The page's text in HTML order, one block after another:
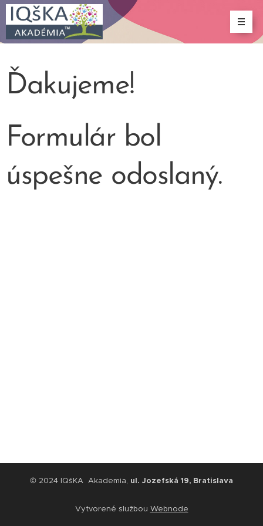
Ďakujeme!
Formulár bol
úspešne odoslaný.
© 2024 IQšKA Akademia, ul. Jozefská 19, Bratislava
Vytvorené službou Webnode